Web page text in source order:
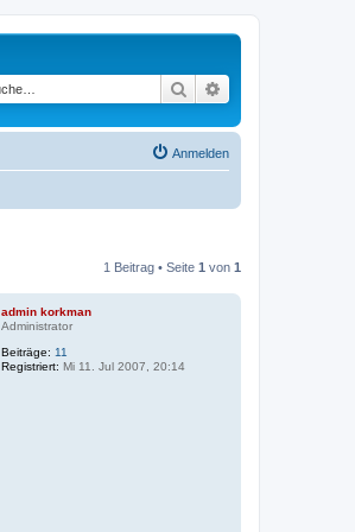
Suche
Anmelden
1 Beitrag • Seite 1 von 1
admin korkman
Administrator
Beiträge: 11
Registriert: Mi 11. Jul 2007, 20:14